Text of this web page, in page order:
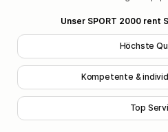
Unser SPORT 2000 rent
Höchste
Kompetente &
Top